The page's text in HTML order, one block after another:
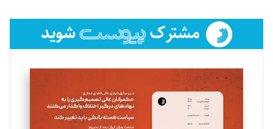
فائزه فتحی رستمی
تحریریه
سروش کرمیان
تحریریه